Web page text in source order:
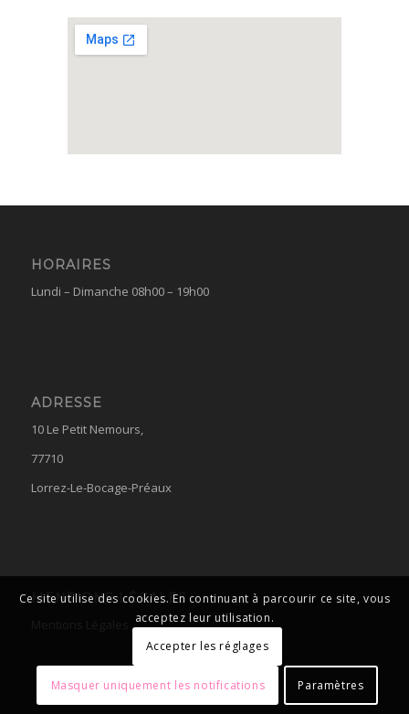
HORAIRES
Lundi – Dimanche 08h00 – 19h00
ADRESSE
10 Le Petit Nemours,
77710
Lorrez-Le-Bocage-Préaux
MENTIONS LÉGALES
Ce site utilise des cookies. En continuant à parcourir ce site, vous
acceptez leur utilisation.
Accepter les réglages
Masquer uniquement les notifications Paramètres